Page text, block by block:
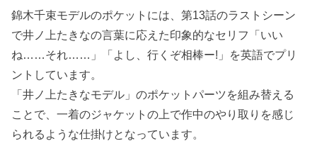
錦木千束モデルのポケットには、第13話のラストシーン
で井ノ上たきなの言葉に応えた印象的なセリフ「いい
ね……それ……」「よし、行くぞ相棒ー!」を英語でプリ
ントしています。
「井ノ上たきなモデル」のポケットパーツを組み替える
ことで、一着のジャケットの上で作中のやり取りを感じ
られるような仕掛けとなっています。